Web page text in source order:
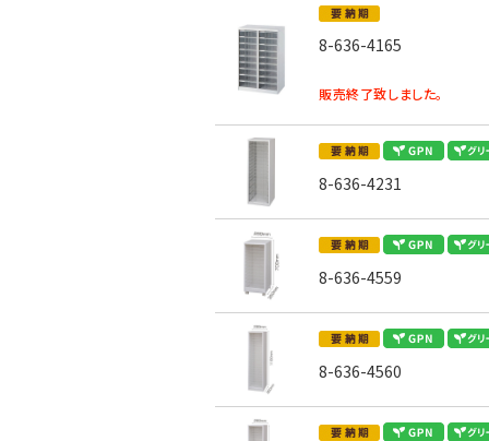
8-636-4165
販売終了致しました。
8-636-4231
8-636-4559
8-636-4560